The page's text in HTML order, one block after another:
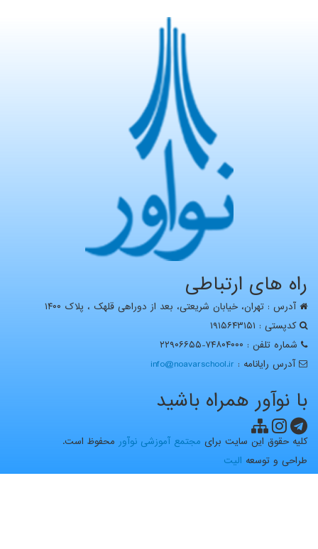
راه های ارتباطی
آدرس : تهران، خيابان شریعتی، بعد از دوراهی قلهک ، پلاک ۱۴۰۰
کدپستی : ۱۹۱۵۶۴۳۱۵۱
شماره تلفن : ۷۴۸۰۴۰۰۰-۲۲۹۰۶۶۵۵
آدرس رايانامه : info@noavarschool.ir
با نوآور همراه باشید
کلیه حقوق این سایت برای مجتمع آموزشی نوآور محفوظ است.
طراحی و توسعه الیت